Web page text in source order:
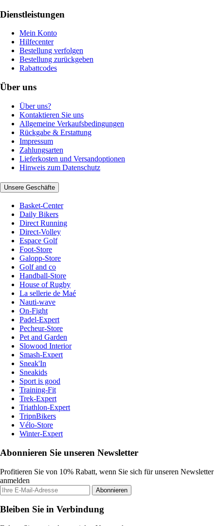
Dienstleistungen
Mein Konto
Hilfecenter
Bestellung verfolgen
Bestellung zurückgeben
Rabattcodes
Über uns
Über uns?
Kontaktieren Sie uns
Allgemeine Verkaufsbedingungen
Rückgabe & Erstattung
Impressum
Zahlungsarten
Lieferkosten und Versandoptionen
Hinweis zum Datenschutz
Unsere Geschäfte
Basket-Center
Daily Bikers
Direct Running
Direct-Volley
Espace Golf
Foot-Store
Galopp-Store
Golf and co
Handball-Store
House of Rugby
La sellerie de Maé
Nauti-wave
On-Fight
Padel-Expert
Pecheur-Store
Pet and Garden
Slowood Interior
Smash-Expert
Sneak'In
Sneakids
Sport is good
Training-Fit
Trek-Expert
Triathlon-Expert
TripnBikers
Vélo-Store
Winter-Expert
Abonnieren Sie unseren Newsletter
Profitieren Sie von 10% Rabatt, wenn Sie sich für unseren Newsletter
anmelden
Abonnieren
Bleiben Sie in Verbindung